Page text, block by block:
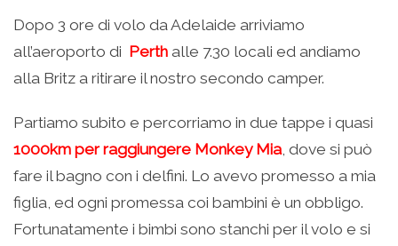
Dopo 3 ore di volo da Adelaide arriviamo
all’aeroporto di Perth alle 7.30 locali ed andiamo
alla Britz a ritirare il nostro secondo camper.
Partiamo subito e percorriamo in due tappe i quasi
1000km per raggiungere Monkey Mia, dove si può
fare il bagno con i delfini. Lo avevo promesso a mia
figlia, ed ogni promessa coi bambini è un obbligo.
Fortunatamente i bimbi sono stanchi per il volo e si